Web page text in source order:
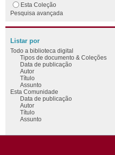
Esta Coleção
Pesquisa avançada
Listar por
Todo a biblioteca digital
Tipos de documento & Coleções
Data de publicação
Autor
Título
Assunto
Esta Comunidade
Data de publicação
Autor
Título
Assunto